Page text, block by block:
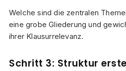
Welche sind die zentralen
eine grobe Gliederung und
ihrer Klausurrelevanz.
Schritt 3: Struktur